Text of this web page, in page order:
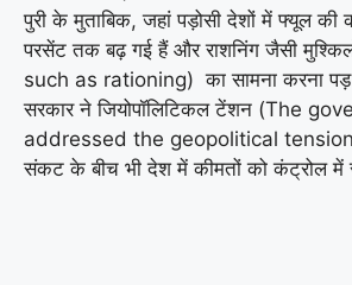
पुरी के मुताबिक, जहां पड़ोसी देशों में फ्यूल
परसेंट तक बढ़ गई हैं और राशनिंग जैसी
such as rationing) का सामना करना पड़
सरकार ने जियोपॉलिटिकल टेंशन (The
addressed the geopolitical
संकट के बीच भी देश में कीमतों को कंट्रोल में